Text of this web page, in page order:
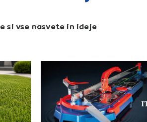
robovVisoka raznolikost
drsijo in so obrabno
obstojnePrimerno
za:TerasePoti/dostopiNotranja
dvoriščaZimski
vrtoviFormati: 60 x 30
cmDebelina plošče: 5
cmPovršina: colorflow, brez
posnetega roba
okoli
si vse nasvete in ideje